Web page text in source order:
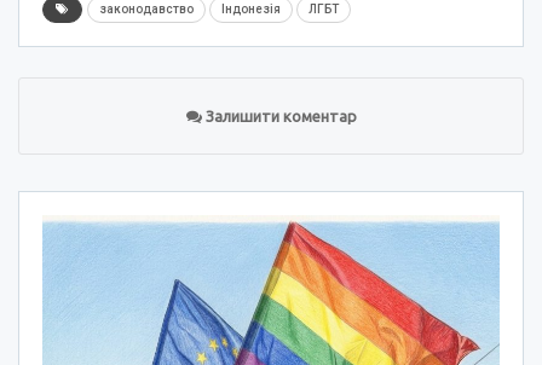
законодавство Індонезія ЛГБТ
Залишити коментар